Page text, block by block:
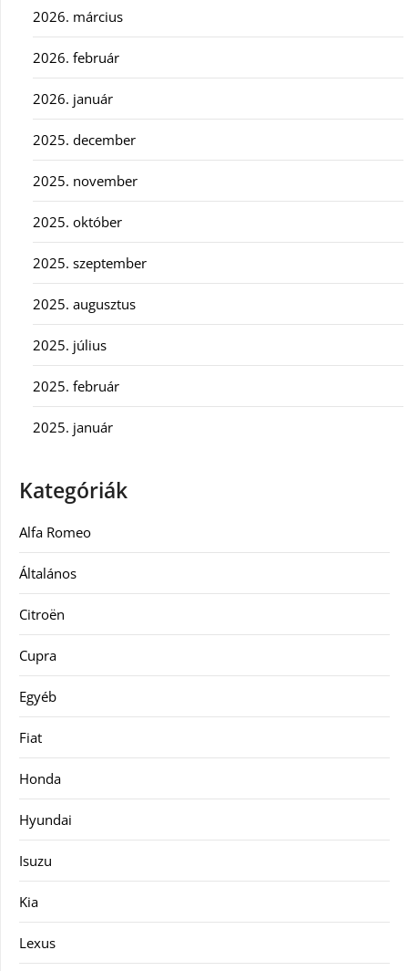
2026. március
2026. február
2026. január
2025. december
2025. november
2025. október
2025. szeptember
2025. augusztus
2025. július
2025. február
2025. január
Kategóriák
Alfa Romeo
Általános
Citroën
Cupra
Egyéb
Fiat
Honda
Hyundai
Isuzu
Kia
Lexus